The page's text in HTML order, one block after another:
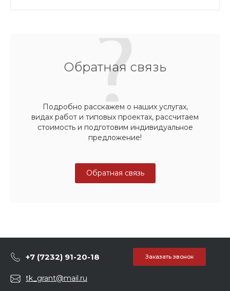
Обратная связь
Подробно расскажем о наших услугах,
видах работ и типовых проектах, рассчитаем
стоимость и подготовим индивидуальное
предложение!
Обратная связь
+7 (7232) 91-20-18 Заказать звонок
tk_grant@mail.ru